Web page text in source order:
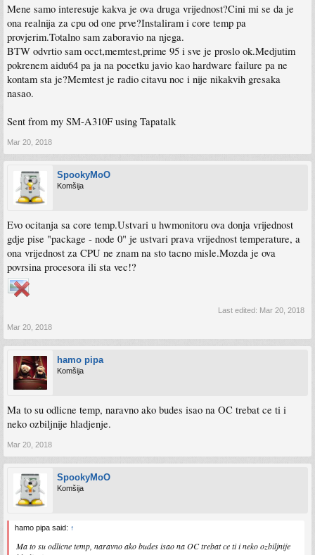
Mene samo interesuje kakva je ova druga vrijednost?Cini mi se da je
ona realnija za cpu od one prve?Instaliram i core temp pa
provjerim.Totalno sam zaboravio na njega.
BTW odvrtio sam occt,memtest,prime 95 i sve je proslo ok.Medjutim
pokrenem aidu64 pa ja na pocetku javio kao hardware failure pa ne
kontam sta je?Memtest je radio citavu noc i nije nikakvih gresaka
nasao.
Sent from my SM-A310F using Tapatalk
Mar 20, 2018
SpookyMoO
Komšija
Evo ocitanja sa core temp.Ustvari u hwmonitoru ova donja vrijednost
gdje pise "package - node 0" je ustvari prava vrijednost temperature, a
ona vrijednost za CPU ne znam na sto tacno misle.Mozda je ova
povrsina procesora ili sta vec!?
Last edited: Mar 20, 2018
Mar 20, 2018
hamo pipa
Komšija
Ma to su odlicne temp, naravno ako budes isao na OC trebat ce ti i
neko ozbiljnije hladjenje.
Mar 20, 2018
SpookyMoO
Komšija
hamo pipa said: ↑
Ma to su odlicne temp, naravno ako budes isao na OC trebat ce ti i neko ozbiljnije